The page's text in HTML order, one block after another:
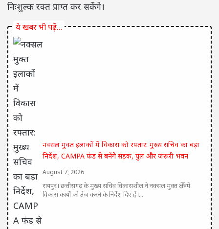
निःशुल्क रक्त प्राप्त कर सकेंगे।
ये खबर भी पढ़ें…
नक्सल मुक्त इलाकों में विकास को रफ्तार: मुख्य सचिव का बड़ा
निर्देश, CAMPA फंड से बनेंगे सड़क, पुल और जरूरी भवन
August 7, 2026
रायपुर। छत्तीसगढ़ के मुख्य सचिव विकासशील ने नक्सल मुक्त क्षेत्रों में
विकास कार्यों को तेज करने के निर्देश दिए हैं।...